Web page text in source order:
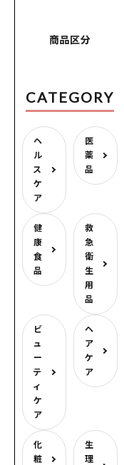
商品区分
CATEGORY
ヘ
ル
ス
ケ
ア
医
薬
品
健
康
食
品
救
急
衛
生
用
品
ビ
ュ
ー
テ
ィ
ケ
ア
ヘ
ア
ケ
ア
化
粧
生
理